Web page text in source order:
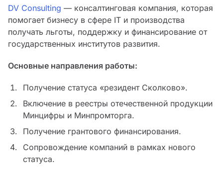
DV Consulting — консалтинговая компания, которая
помогает бизнесу в сфере IT и производства
получать льготы, поддержку и финансирование от
государственных институтов развития.
Основные направления работы:
Получение статуса «резидент Сколково».
Включение в реестры отечественной продукции
Минцифры и Минпромторга.
Получение грантового финансирования.
Сопровождение компаний в рамках нового
статуса.